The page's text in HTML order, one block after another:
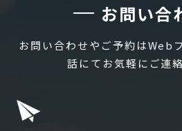
お問い合
お問い合わせやご予約はWeb
話にてお気軽にご連